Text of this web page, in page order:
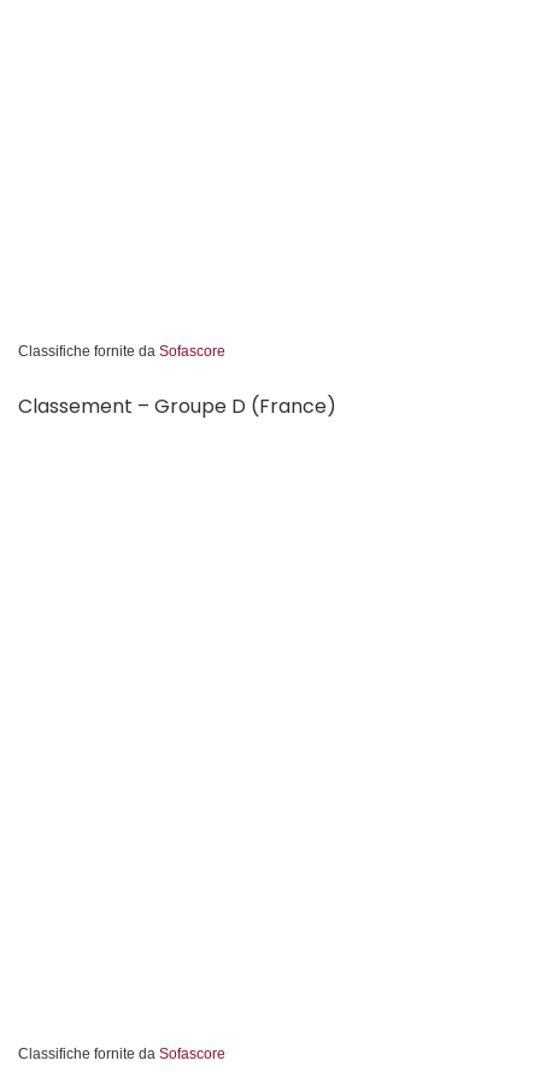
Classifiche fornite da Sofascore
Classement – Groupe D (France)
Classifiche fornite da Sofascore